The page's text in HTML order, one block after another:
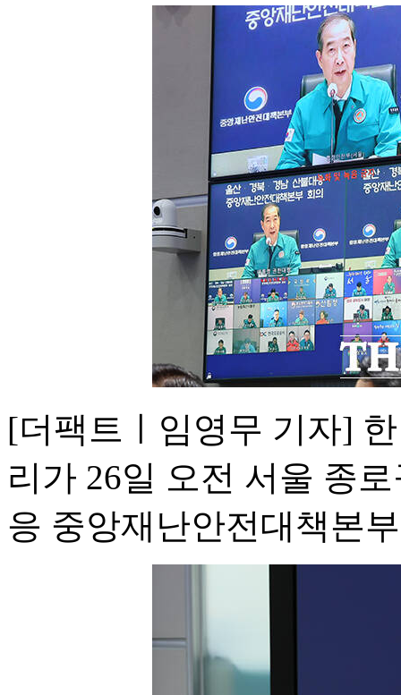
[더팩트ㅣ임영무 기자]
리가 26일 오전 서울 종
응 중앙재난안전대책본